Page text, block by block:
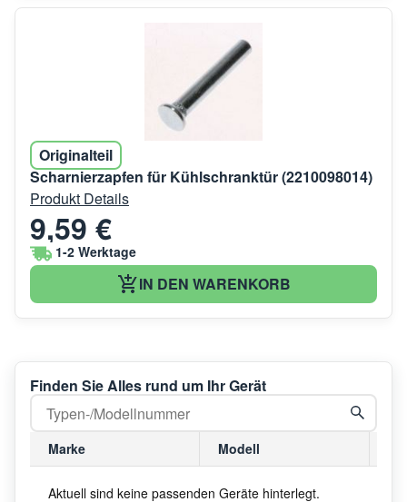
Originalteil
Scharnierzapfen für Kühlschranktür (2210098014)
Produkt Details
9,59 €
1-2 Werktage
IN DEN WARENKORB
Finden Sie Alles rund um Ihr Gerät
Marke Modell
Aktuell sind keine passenden Geräte hinterlegt.